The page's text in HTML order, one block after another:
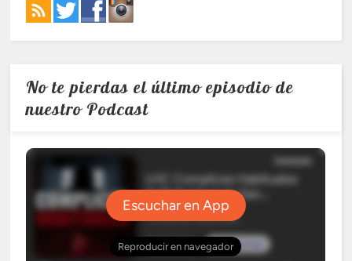
No te pierdas el último episodio de
nuestro Podcast